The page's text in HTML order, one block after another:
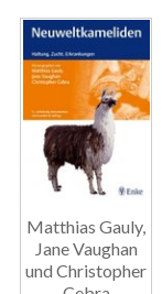
Matthias Gauly,
Jane Vaughan
und Christopher